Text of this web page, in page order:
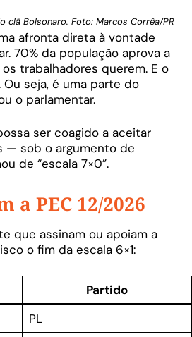
clã Bolsonaro. Foto: Marcos Corrêa/PR
afronta direta à vontade
70% da população aprova a
trabalhadores querem. E o
seja, é uma parte do
o parlamentar.
ser coagido a aceitar
— sob o argumento de
de “escala 7×0”.
a PEC 12/2026
que assinam ou apoiam a
o fim da escala 6×1:
Partido
PL